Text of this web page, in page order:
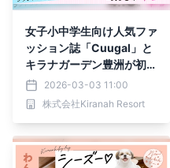
女子小中学生向け人気ファ
ッション誌「Cuugal」と
キラナガーデン豊洲が初コ
ラボ『トーキョーベイポッ
プ2026』開催｜2026年4
月18日(土)
2026-03-03 11:00
株式会社Kiranah Resort